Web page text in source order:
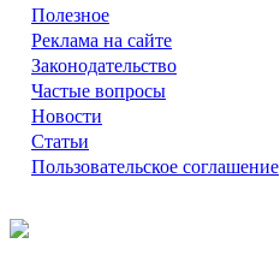
Полезное
Реклама на сайте
Законодательство
Частые вопросы
Новости
Статьи
Пользовательское соглашение